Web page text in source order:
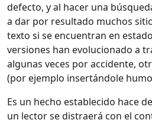
defecto, y al hacer una
a dar por resultado muchos
texto si se encuentran en
versiones han evolucionado a
algunas veces por accidente,
(por ejemplo insertándole
Es un hecho establecido hace
un lector se distraerá con el